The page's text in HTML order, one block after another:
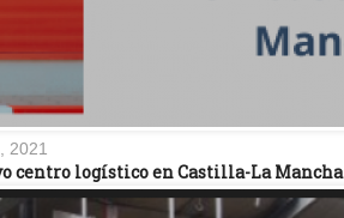
2021
centro logístico en Castilla-La Mancha